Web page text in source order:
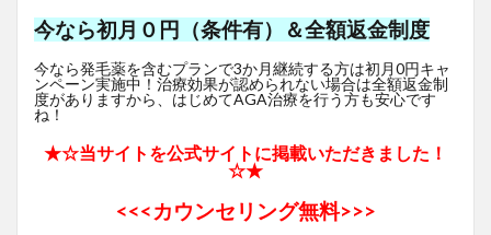
今なら初月０円（条件有）＆全額返金制度
今なら発毛薬を含むプランで3か月継続する方は初月0円キャ
ンペーン実施中！治療効果が認められない場合は全額返金制
度がありますから、はじめてAGA治療を行う方も安心です
ね！
★☆当サイトを公式サイトに掲載いただきました！
☆★
<<<カウンセリング無料>>>